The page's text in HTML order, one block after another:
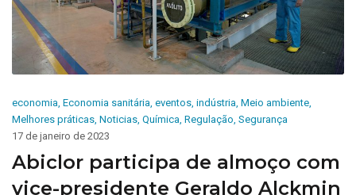
economia, Economia sanitária, eventos, indústria, Meio ambiente,
Melhores práticas, Noticias, Química, Regulação, Segurança
17 de janeiro de 2023
Abiclor participa de almoço com
vice-presidente Geraldo Alckmin